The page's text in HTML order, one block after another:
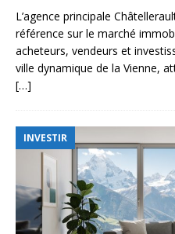
L’agence principale
référence sur le marché
acheteurs, vendeurs et
ville dynamique de la Vienne,
[…]
INVESTIR